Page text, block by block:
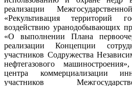
реализации
«Рекультивация территорий
воздействию уранодобывающих
«О выполнении Плана
реализации Концепции
участников Содружества
нефтегазового
центра коммерциализации
участников